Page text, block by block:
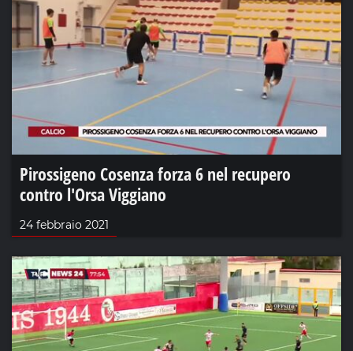
Pirossigeno Cosenza forza 6 nel recupero
contro l'Orsa Viggiano
24 febbraio 2021